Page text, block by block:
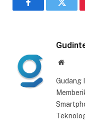
Facebook
Website
Gudang